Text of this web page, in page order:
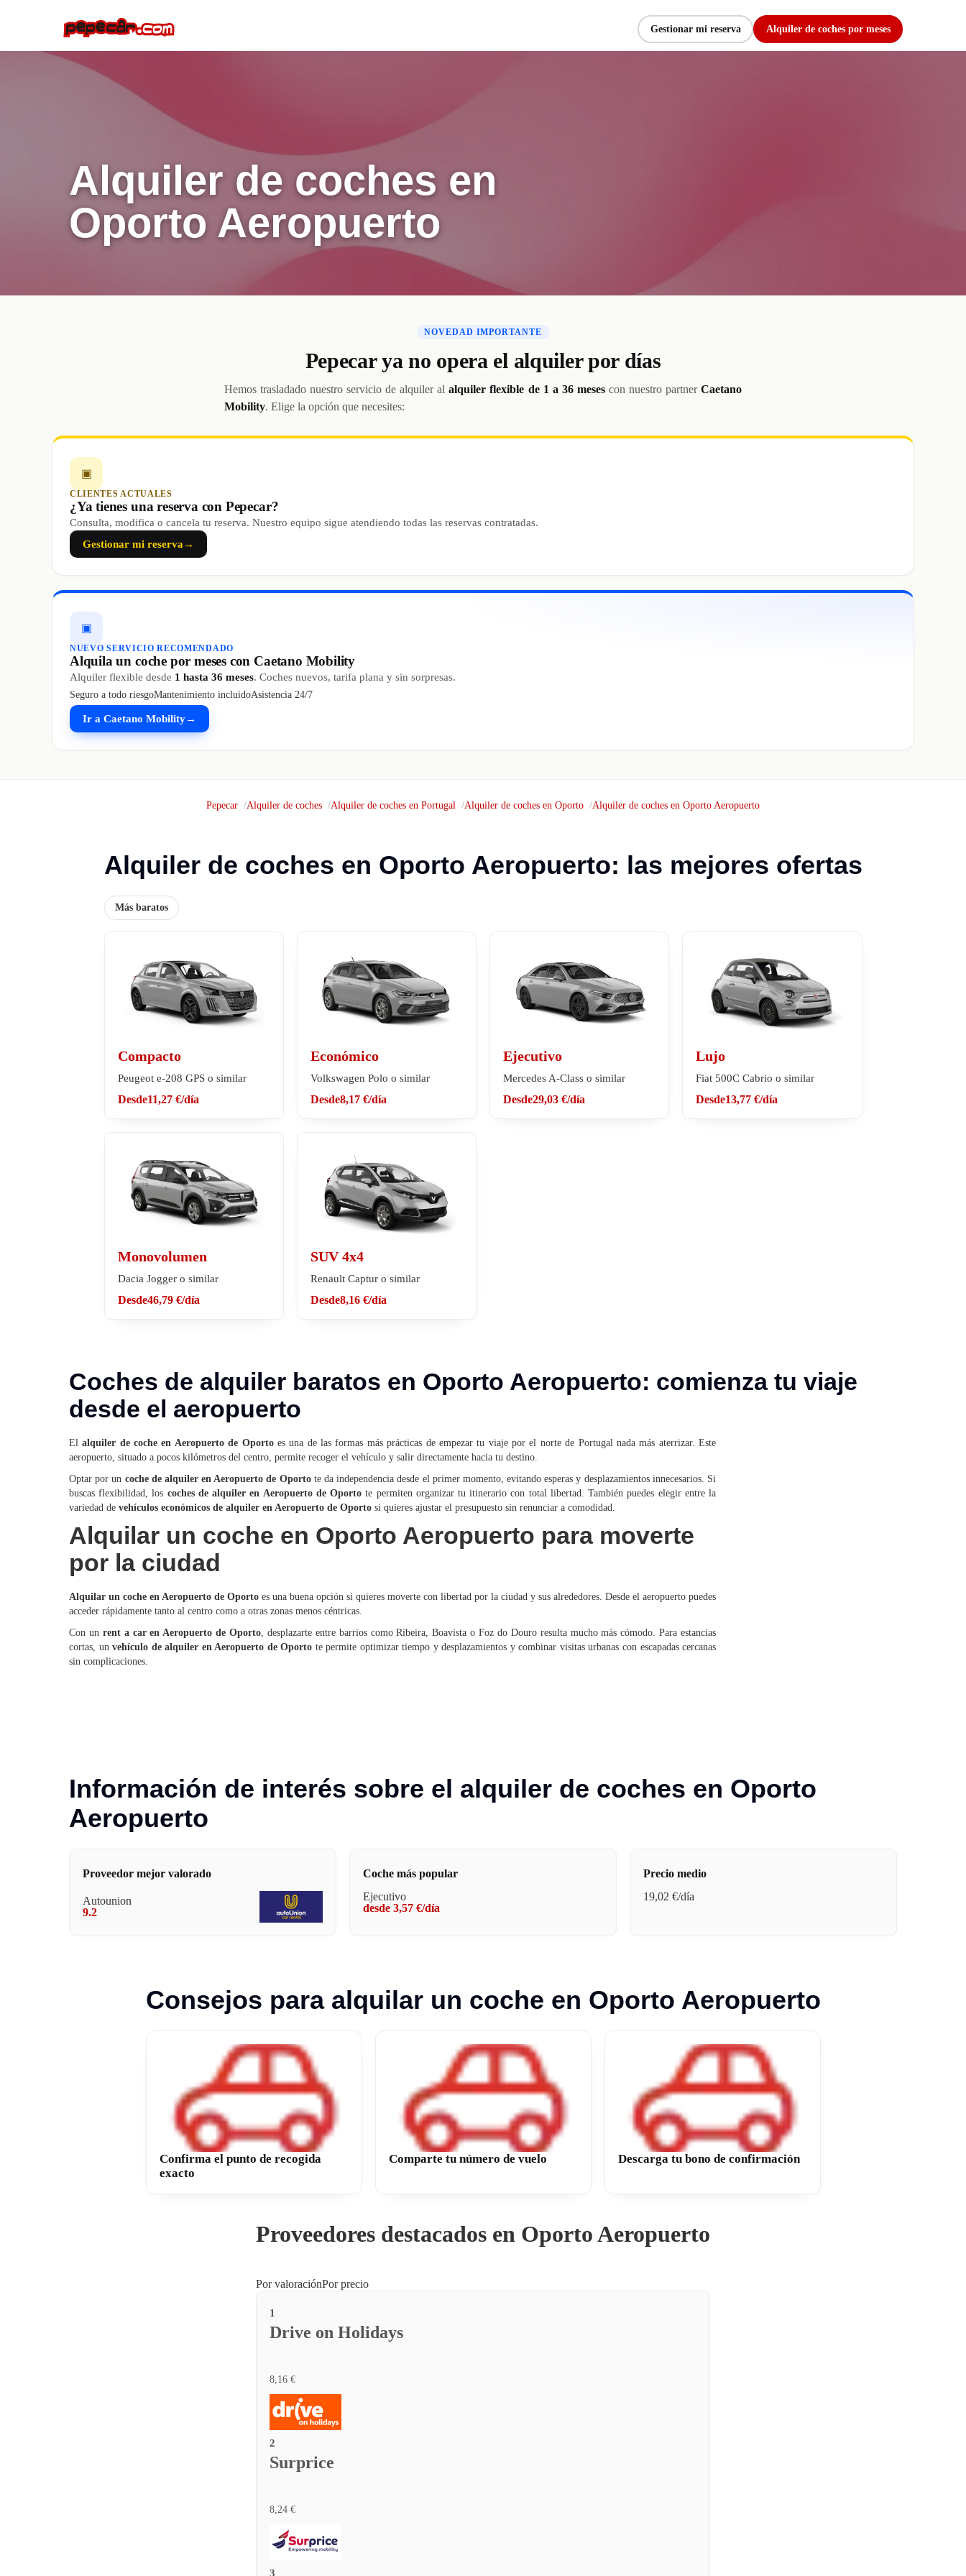
Gestionar mi reserva Alquiler de coches por meses
Alquiler de coches en
Oporto Aeropuerto
NOVEDAD IMPORTANTE
Pepecar ya no opera el alquiler por días
Hemos trasladado nuestro servicio de alquiler alalquiler flexible de 1 a 36 mesescon nuestro partnerCaetano
Mobility. Elige la opción que necesites:
▣
CLIENTES ACTUALES
¿Ya tienes una reserva con Pepecar?
Consulta, modifica o cancela tu reserva. Nuestro equipo sigue atendiendo todas las reservas contratadas.
Gestionar mi reserva →
▣
NUEVO SERVICIO RECOMENDADO
Alquila un coche por meses con Caetano Mobility
Alquiler flexible desde 1 hasta 36 meses. Coches nuevos, tarifa plana y sin sorpresas.
Seguro a todo riesgoMantenimiento incluidoAsistencia 24/7
Ir a Caetano Mobility→
Pepecar Alquiler de coches Alquiler de coches en Portugal Alquiler de coches en Oporto Alquiler de coches en Oporto Aeropuerto
Alquiler de coches en Oporto Aeropuerto: las mejores ofertas
Más baratos
Compacto
Peugeot e-208 GPS o similar
Desde11,27 €/día
Económico
Volkswagen Polo o similar
Desde8,17 €/día
Ejecutivo
Mercedes A-Class o similar
Desde29,03 €/día
Lujo
Fiat 500C Cabrio o similar
Desde13,77 €/día
Monovolumen
Dacia Jogger o similar
Desde46,79 €/día
SUV 4x4
Renault Captur o similar
Desde8,16 €/día
Coches de alquiler baratos en Oporto Aeropuerto: comienza tu viaje
desde el aeropuerto
Elalquiler de coche en Aeropuerto de Oportoes una de las formas más prácticas de empezar tu viaje por el norte de Portugal nada más aterrizar. Este
aeropuerto, situado a pocos kilómetros del centro, permite recoger el vehículo y salir directamente hacia tu destino.
Optar por un coche de alquiler en Aeropuerto de Oportote da independencia desde el primer momento, evitando esperas y desplazamientos innecesarios. Si
buscas flexibilidad, los coches de alquiler en Aeropuerto de Oporto te permiten organizar tu itinerario con total libertad. También puedes elegir entre la
variedad de vehículos económicos de alquiler en Aeropuerto de Oporto si quieres ajustar el presupuesto sin renunciar a comodidad.
Alquilar un coche en Oporto Aeropuerto para moverte
por la ciudad
Alquilar un coche en Aeropuerto de Oporto es una buena opción si quieres moverte con libertad por la ciudad y sus alrededores. Desde el aeropuerto puedes
acceder rápidamente tanto al centro como a otras zonas menos céntricas.
Con un rent a car en Aeropuerto de Oporto, desplazarte entre barrios como Ribeira, Boavista o Foz do Douro resulta mucho más cómodo. Para estancias
cortas, unvehículo de alquiler en Aeropuerto de Oporto te permite optimizar tiempo y desplazamientos y combinar visitas urbanas con escapadas cercanas
sin complicaciones.
Información de interés sobre el alquiler de coches en Oporto
Aeropuerto
Proveedor mejor valorado
Autounion
9.2
Coche más popular
Ejecutivo
desde 3,57 €/día
Precio medio
19,02 €/día
Consejos para alquilar un coche en Oporto Aeropuerto
Confirma el punto de recogida
exacto
Comparte tu número de vuelo Descarga tu bono de confirmación
Proveedores destacados en Oporto Aeropuerto
Por valoraciónPor precio
1
Drive on Holidays
8,16 €
2
Surprice
8,24 €
3